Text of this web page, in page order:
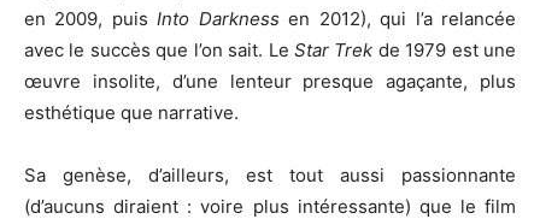
en 2009, puisInto Darkness en 2012), qui l’a relancée
avec le succès que l’on sait. Le Star Trek de 1979 est une
œuvre insolite, d’une lenteur presque agaçante, plus
esthétique que narrative.
Sa genèse, d’ailleurs, est tout aussi passionnante
(d’aucuns diraient : voire plus intéressante) que le film